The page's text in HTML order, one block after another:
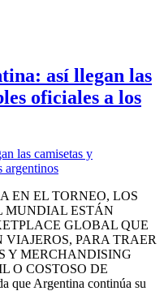
así llegan las
oficiales a los
EN EL TORNEO, LOS
MUNDIAL ESTÁN
GLOBAL QUE
VIAJEROS, PARA TRAER
Y MERCHANDISING
O COSTOSO DE
que Argentina continúa su